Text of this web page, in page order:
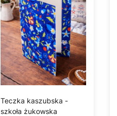
Teczka kaszubska -
szkoła żukowska